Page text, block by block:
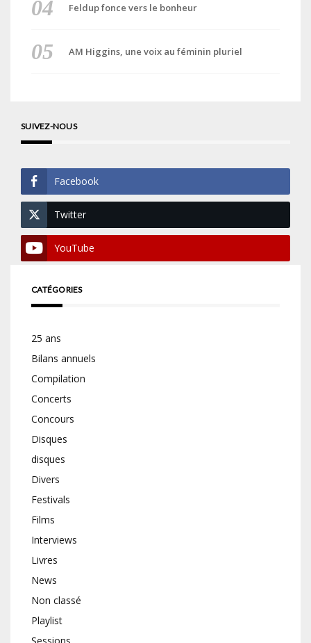
Feldup fonce vers le bonheur
AM Higgins, une voix au féminin pluriel
SUIVEZ-NOUS
Facebook
Twitter
YouTube
CATÉGORIES
25 ans
Bilans annuels
Compilation
Concerts
Concours
Disques
disques
Divers
Festivals
Films
Interviews
Livres
News
Non classé
Playlist
Sessions